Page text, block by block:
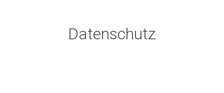
Datenschutz